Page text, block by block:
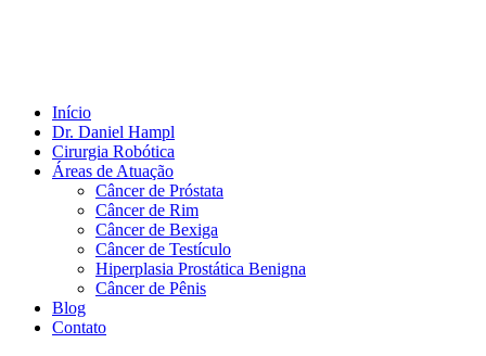
Início
Dr. Daniel Hampl
Cirurgia Robótica
Áreas de Atuação
Câncer de Próstata
Câncer de Rim
Câncer de Bexiga
Câncer de Testículo
Hiperplasia Prostática Benigna
Câncer de Pênis
Blog
Contato